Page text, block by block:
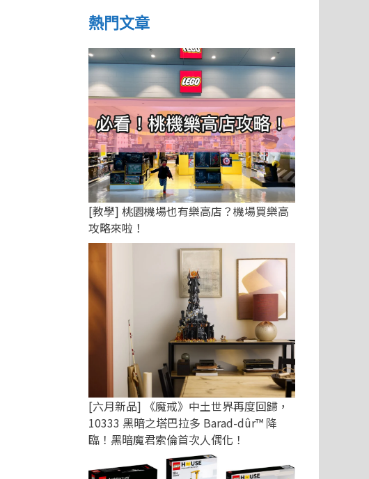
熱門文章
[教學] 桃園機場也有樂高店？機場買樂高
攻略來啦！
[六月新品] 《魔戒》中土世界再度回歸，
10333 黑暗之塔巴拉多 Barad-dûr™ 降
臨！黑暗魔君索倫首次人偶化！